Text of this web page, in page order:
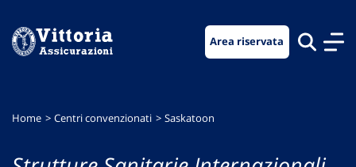
menu
contenuto
footer
Area riservata
Home Centri convenzionati Saskatoon